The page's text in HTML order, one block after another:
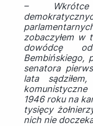
–
zobaczyłem w
dowódcę
Bembińskiego,
senatora
lata
1946 roku na
tysięcy
nich nie